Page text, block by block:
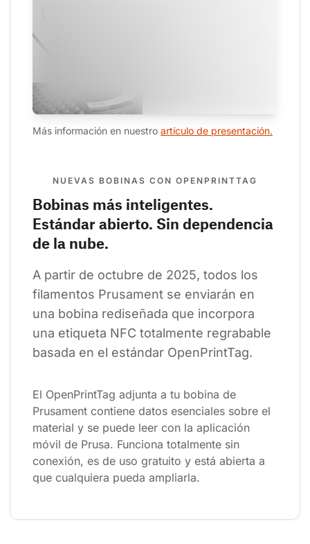
Más información en nuestro artículo de presentación.
NUEVAS BOBINAS CON OPENPRINTTAG
Bobinas más inteligentes.
Estándar abierto. Sin dependencia
de la nube.
A partir de octubre de 2025, todos los
filamentos Prusament se enviarán en
una bobina rediseñada que incorpora
una etiqueta NFC totalmente regrabable
basada en el estándar OpenPrintTag.
El OpenPrintTag adjunta a tu bobina de
Prusament contiene datos esenciales sobre el
material y se puede leer con la aplicación
móvil de Prusa. Funciona totalmente sin
conexión, es de uso gratuito y está abierta a
que cualquiera pueda ampliarla.